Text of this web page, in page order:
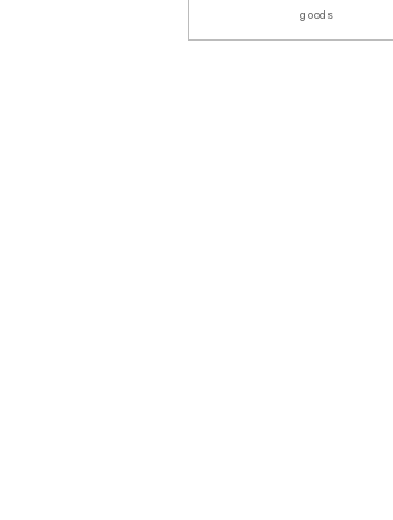
goods